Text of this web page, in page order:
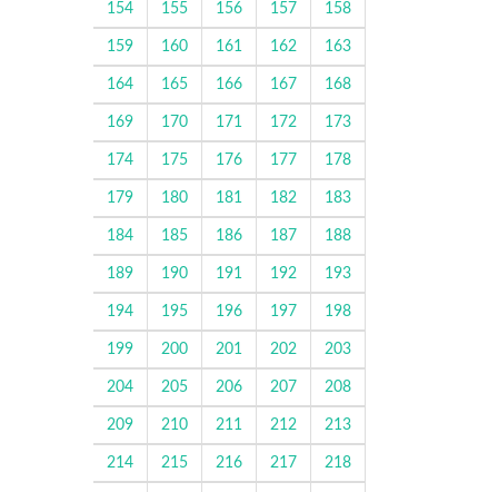
154 155 156 157 158
159 160 161 162 163
164 165 166 167 168
169 170 171 172 173
174 175 176 177 178
179 180 181 182 183
184 185 186 187 188
189 190 191 192 193
194 195 196 197 198
199 200 201 202 203
204 205 206 207 208
209 210 211 212 213
214 215 216 217 218